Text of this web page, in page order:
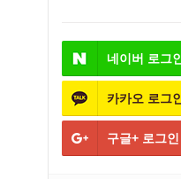
네이버 로그인
카카오 로그인
구글+ 로그인